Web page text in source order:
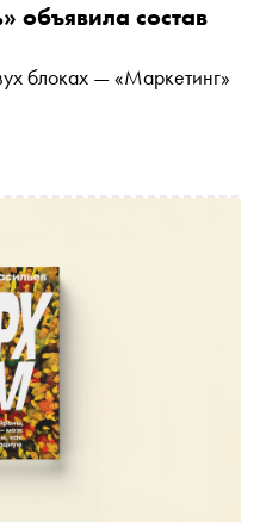
объявила состав
блоках — «Маркетинг»